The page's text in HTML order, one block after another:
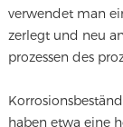
verwendet man
zerlegt und neu
prozessen des
haben etwa eine